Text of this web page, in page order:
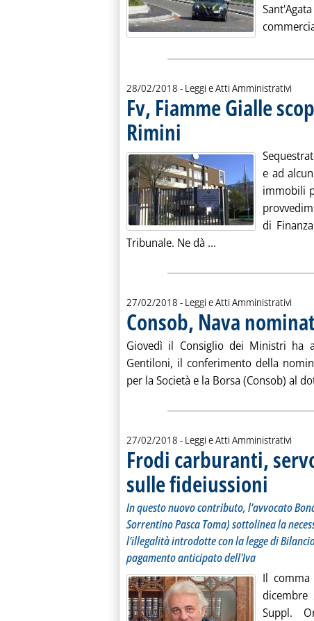
28/02/2018 - Leggi e Atti Amministrativi
Fv, Fiamme Gialle
Rimini . Pubblicata mercoledì 28 febbraio 2018
e ad
immobili
di
Tribunale. Ne dà ... Leggi tutta la
27/02/2018 - Leggi e Atti Amministrativi
Consob, Nava
Giovedì il Consiglio dei Ministri ha
Gentiloni, il conferimento della
per la Società e la Borsa (Consob) al
27/02/2018 - Leggi e Atti Amministrativi
Frodi carburanti,
sulle fideiussioni .
In questo nuovo contributo, l'avvocato
Sorrentino Pasca Toma) sottolinea la
l'illegalità introdotte con la legge di
pagamento anticipato dell'Iva
Il
Suppl.